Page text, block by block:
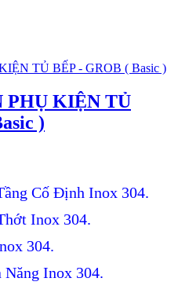
PHỤ KIỆN TỦ
)
tại
₫.
Cố Định Inox 304.
Inox 304.
304.
Inox 304.